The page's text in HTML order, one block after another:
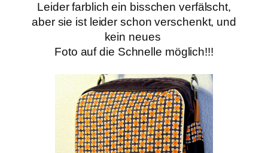
Leider farblich ein bisschen verfälscht,
aber sie ist leider schon verschenkt, und
kein neues
Foto auf die Schnelle möglich!!!